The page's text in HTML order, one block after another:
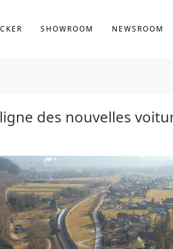
SHOWROOM NEWSROOM
des nouvelles